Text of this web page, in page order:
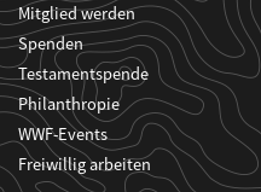
Mitglied werden
Spenden
Testamentspende
Philanthropie
WWF-Events
Freiwillig arbeiten